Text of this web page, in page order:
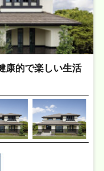
康的で楽しい生活